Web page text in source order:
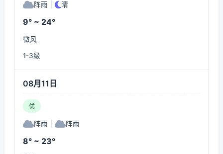
阵雨 晴
9° ~ 24°
微风
1-3级
08月11日
优
阵雨 阵雨
8° ~ 23°